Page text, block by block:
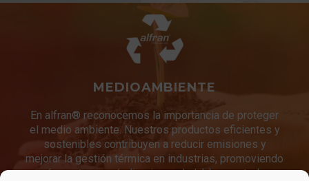
MEDIOAMBIENTE
En alfran® reconocemos la importancia de proteger
el medio ambiente. Nuestros productos eficientes y
sostenibles contribuyen a reducir emisiones y
mejorar la gestión térmica en industrias, promoviendo
así un entorno más limpio y saludable para todos.